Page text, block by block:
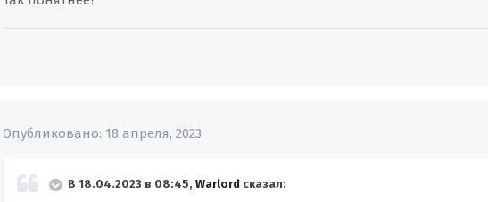
Опубликовано: 18 апреля, 2023
В 18.04.2023 в 08:45,Warlord сказал: